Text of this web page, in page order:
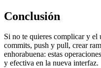
Conclusión
Si no te quieres complicar y el
commits, push y pull, crear
enhorabuena: estas
y efectiva en la nueva interfaz.